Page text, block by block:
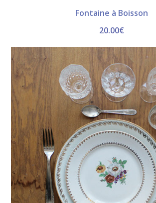
Fontaine à Boisson
20.00€